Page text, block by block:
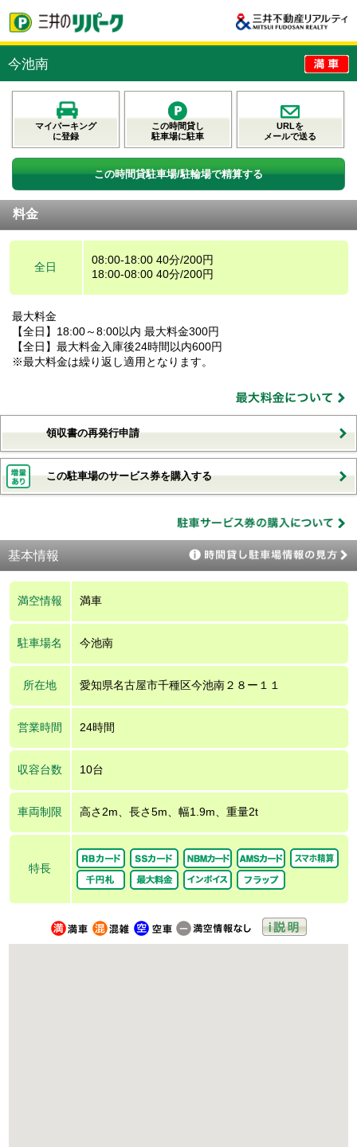
今池南
マイパーキング
に登録
この時間貸し
駐車場に駐車
URLを
メールで送る
この時間貸駐車場/駐輪場で精算する
料金
全日
08:00-18:00 40分/200円
18:00-08:00 40分/200円
最大料金
【全日】18:00～8:00以内 最大料金300円
【全日】最大料金入庫後24時間以内600円
※最大料金は繰り返し適用となります。
領収書の再発行申請
この駐車場のサービス券を購入する
基本情報
満空情報 満車
駐車場名 今池南
所在地 愛知県名古屋市千種区今池南２８ー１１
営業時間 24時間
収容台数 10台
車両制限 高さ2m、長さ5m、幅1.9m、重量2t
特長